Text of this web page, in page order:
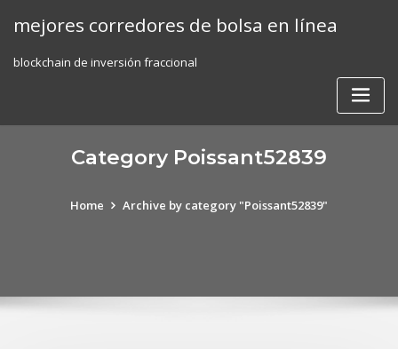
mejores corredores de bolsa en línea
blockchain de inversión fraccional
Category Poissant52839
Home Archive by category "Poissant52839"